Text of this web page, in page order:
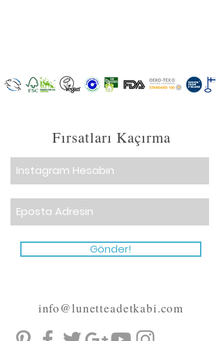
Fırsatları Kaçırma
Gönder!
info@lunetteadetkabi.com